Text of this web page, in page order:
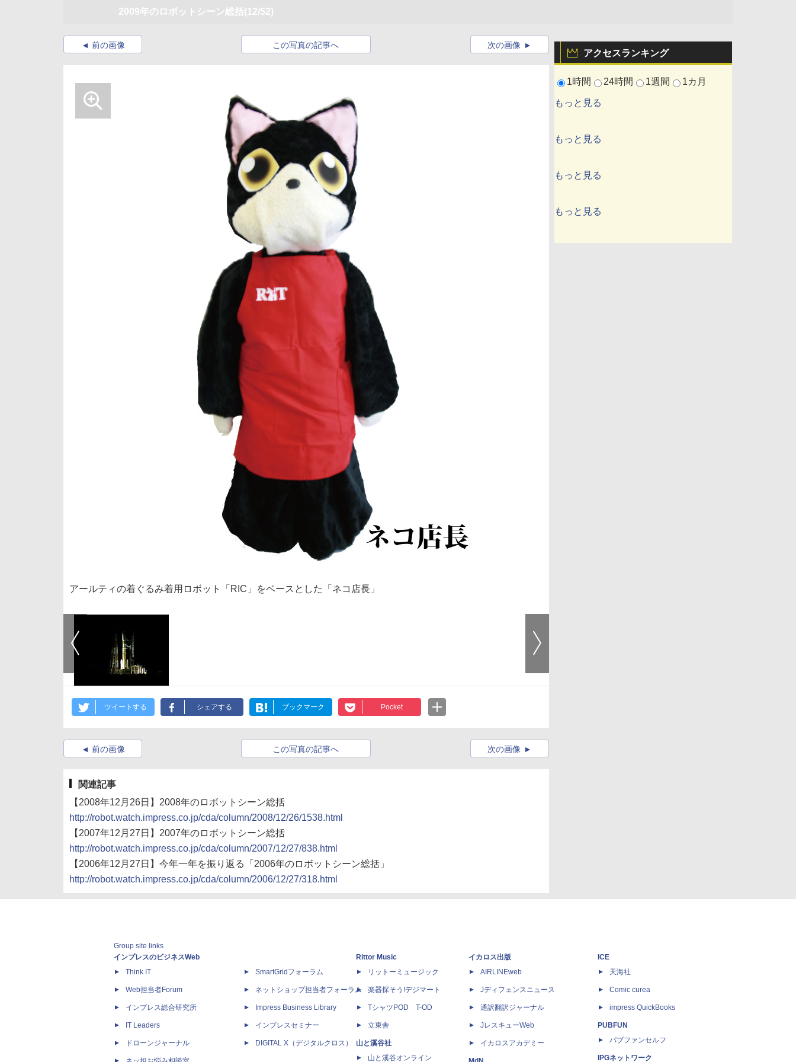
2009年のロボットシーン総括(12/52)
アクセスランキング
1時間 24時間 1週間 1カ月
もっと見る
もっと見る
もっと見る
もっと見る
前の画像 この写真の記事へ 次の画像
アールティの着ぐるみ着用ロボット「RIC」をベースとした「ネコ店長」
ツイートする シェアする ブックマーク Pocket
前の画像 この写真の記事へ 次の画像
関連記事
【2008年12月26日】2008年のロボットシーン総括
http://robot.watch.impress.co.jp/cda/column/2008/12/26/1538.html
【2007年12月27日】2007年のロボットシーン総括
http://robot.watch.impress.co.jp/cda/column/2007/12/27/838.html
【2006年12月27日】今年一年を振り返る「2006年のロボットシーン総括」
http://robot.watch.impress.co.jp/cda/column/2006/12/27/318.html
Group site links
インプレスのビジネスWeb
Think IT
Web担当者Forum
インプレス総合研究所
IT Leaders
ドローンジャーナル
SmartGridフォーラム
ネットショップ担当者フォーラム
Impress Business Library
インプレスセミナー
DIGITAL X（デジタルクロス）
Rittor Music
リットーミュージック
楽器探そう!デジマート
TシャツPOD T-OD
立東舎
山と溪谷社
山と溪谷オンライン
イカロス出版
AIRLINEweb
Jディフェンスニュース
通訳翻訳ジャーナル
JレスキューWeb
イカロスアカデミー
ICE
天海社
Comic curea
impress QuickBooks
PUBFUN
パブファンセルフ
IPGネットワーク